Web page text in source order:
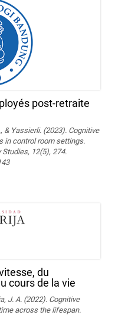
post-retraite
& Yassierli. (2023). Cognitive
in control room settings.
12(5), 274.
du
cours de la vie
J. A. (2022). Cognitive
across the lifespan.